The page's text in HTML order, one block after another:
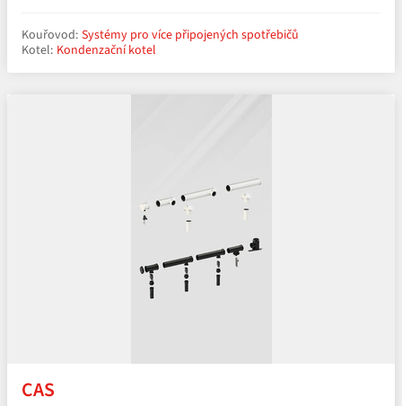
Kouřovod: Systémy pro více připojených spotřebičů
Kotel: Kondenzační kotel
CAS